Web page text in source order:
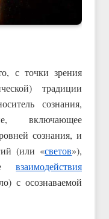
с точки зрения
традиции
сознания,
включающее
сознания, и
(или «светов»),
взаимодействия
с осознаваемой